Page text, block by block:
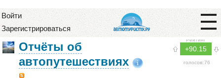
Войти
Зарегистрироваться
Рейтинг
+90.15
голосов: 76
Отчёты об
автопутешествиях